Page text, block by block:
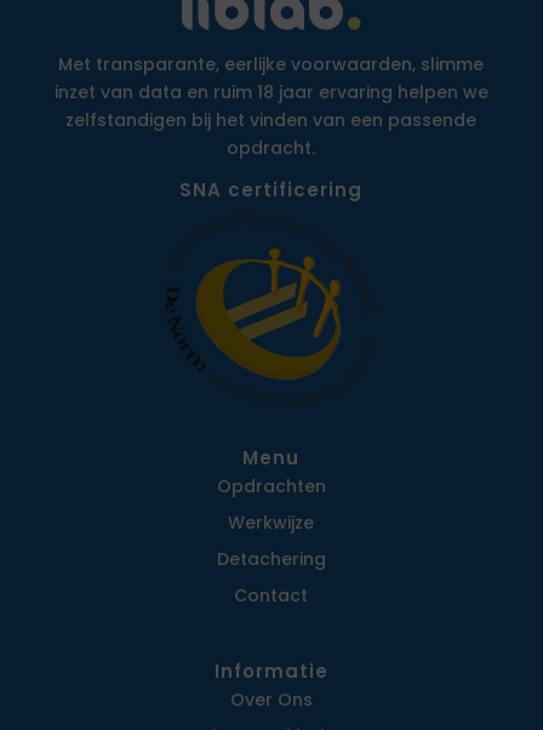
Met transparante, eerlijke voorwaarden, slimme
inzet van data en ruim 18 jaar ervaring helpen we
zelfstandigen bij het vinden van een passende
opdracht.
SNA certificering
Menu
Opdrachten
Werkwijze
Detachering
Contact
Informatie
Over Ons